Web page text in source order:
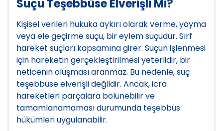
Suçu Teşebbüse Elverişli Mi?
Kişisel verileri hukuka aykırı olarak verme, yayma
veya ele geçirme suçu, bir eylem suçudur. Sırf
hareket suçları kapsamına girer. Suçun işlenmesi
için hareketin gerçekleştirilmesi yeterlidir, bir
neticenin oluşması aranmaz. Bu nedenle, suç
teşebbüse elverişli değildir. Ancak, icra
hareketleri parçalara bölünebilir ve
tamamlanamaması durumunda teşebbüs
hükümleri uygulanabilir.